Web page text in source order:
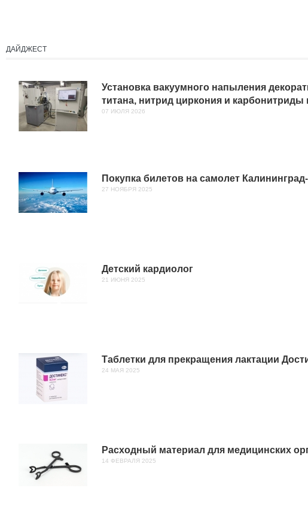
ДАЙДЖЕСТ
Установка вакуумного напыления
титана, нитрид циркония и карбонитриды
07 ИЮЛЯ 2026
Покупка билетов на самолет
27 НОЯБРЯ 2025
Детский кардиолог
21 ИЮНЯ 2025
Таблетки для прекращения лактации
24 МАЯ 2025
Расходный материал для медицинских
14 ФЕВРАЛЯ 2025